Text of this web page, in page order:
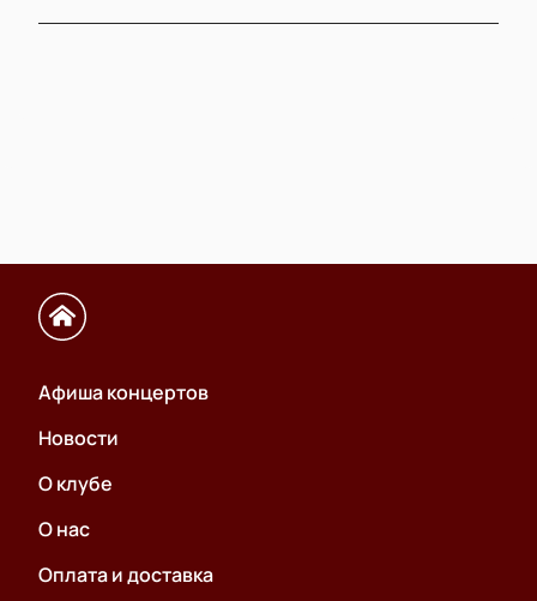
Афиша концертов
Новости
О клубе
О нас
Оплата и доставка